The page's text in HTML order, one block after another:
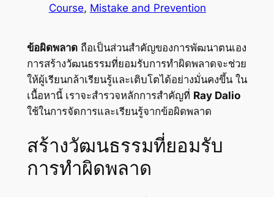
Course, Mistake and Prevention
ข้อผิดพลาดถือเป็นส่วนสำคัญของการพัฒนาตนเอง
การสร้างวัฒนธรรมที่ยอมรับการทำผิดพลาดจะช่วย
ให้ผู้เรียนกล้าเรียนรู้และเติบโตได้อย่างมั่นคงขึ้น ใน
เนื้อหานี้ เราจะสำรวจหลักการสำคัญที่ Ray Dalio
ใช้ในการจัดการและเรียนรู้จากข้อผิดพลาด
สร้างวัฒนธรรมที่ยอมรับ
การทำผิดพลาด